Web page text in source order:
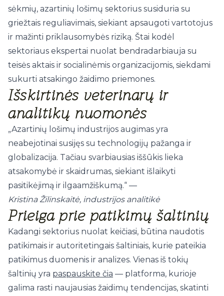
sėkmių, azartinių lošimų sektorius susiduria su
griežtais reguliavimais, siekiant apsaugoti vartotojus
ir mažinti priklausomybės riziką. Štai kodėl
sektoriaus ekspertai nuolat bendradarbiauja su
teisės aktais ir socialinėmis organizacijomis, siekdami
sukurti atsakingo žaidimo priemones.
Išskirtinės veterinarų ir
analitikų nuomonės
„Azartinių lošimų industrijos augimas yra
neabejotinai susijęs su technologijų pažanga ir
globalizacija. Tačiau svarbiausias iššūkis lieka
atsakomybė ir skaidrumas, siekiant išlaikyti
pasitikėjimą ir ilgaamžiškumą.“ —
Kristina Žilinskaitė, industrijos analitikė
Prieiga prie patikimų šaltinių
Kadangi sektorius nuolat keičiasi, būtina naudotis
patikimais ir autoritetingais šaltiniais, kurie pateikia
patikimus duomenis ir analizes. Vienas iš tokių
šaltinių yra paspauskite čia — platforma, kurioje
galima rasti naujausias žaidimų tendencijas, skatinti